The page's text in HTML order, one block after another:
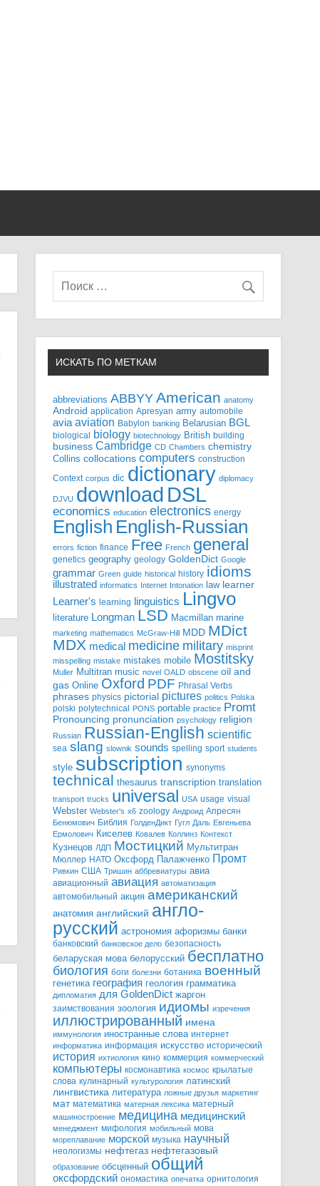
ИСКАТЬ ПО МЕТКАМ
abbreviations ABBYY American anatomy
Android application Apresyan army automobile
avia aviation Babylon banking Belarusian BGL
biological biology biotechnology British building
business Cambridge CD Chambers chemistry
Collins collocations computers construction
Context corpus dic dictionary diplomacy
DJVU download DSL
economics education electronics energy
English English-Russian
errors fiction finance Free French general
genetics geography geology GoldenDict Google
grammar Green guide historical history idioms
illustrated informatics Internet Intonation law learner
Learner's learning linguistics Lingvo
literature Longman LSD Macmillan marine
marketing mathematics McGraw-Hill MDD MDict
MDX medical medicine military misprint
misspelling mistake mistakes mobile Mostitsky
Muller Multitran music novel OALD obscene oil and
gas Online Oxford PDF Phrasal Verbs
phrases physics pictorial pictures politics Polska
polski polytechnical PONS portable practice Promt
Pronouncing pronunciation psychology religion
Russian Russian-English scientific
sea slang slownik sounds spelling sport students
style subscription synonyms
technical thesaurus transcription translation
transport trucks universal USA usage visual
Webster Webster's x6 zoology Андроид Апресян
Бенюмович Библия ГолденДикт Гугл Даль Евгеньева
Ермолович Киселев Ковалев Коллинз Контекст
Кузнецов ЛДП Мостицкий Мультитран
Мюллер НАТО Оксфорд Палажченко Промт
Ривкин США Тришин аббревиатуры авиа
авиационный авиация автоматизация
автомобильный акция американский
анатомия английский англо-
русский астрономия афоризмы банки
банковский банковское дело безопасность
беларуская мова белорусский бесплатно
биология боги болезни ботаника военный
генетика география геология грамматика
дипломатия для GoldenDict жаргон
заимствования зоология идиомы изречения
иллюстрированный имена
иммунология иностранные слова интернет
информатика информация искусство исторический
история ихтиология кино коммерция коммерческий
компьютеры космонавтика космос крылатые
слова кулинарный культурология латинский
лингвистика литература ложные друзья маркетинг
мат математика матерная лексика матерный
машиностроение медицина медицинский
менеджмент мифология мобильный мова
мореплавание морской музыка научный
неологизмы нефтегаз нефтегазовый
образование обсценный общий
оксфордский ономастика опечатка орнитология